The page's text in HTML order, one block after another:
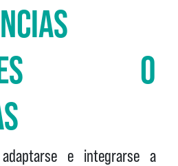
O
e integrarse a